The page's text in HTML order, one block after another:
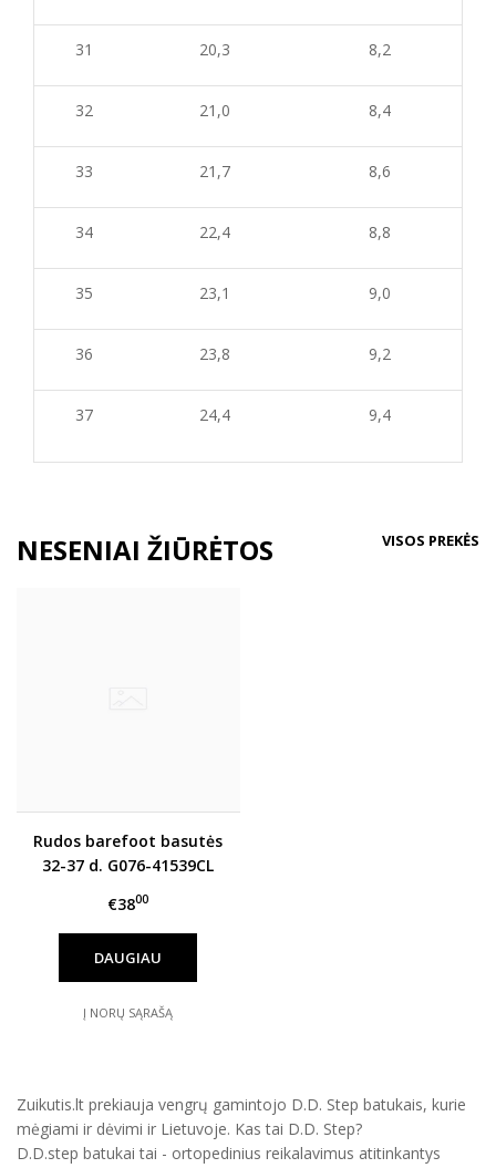
31 20,3 8,2
32 21,0 8,4
33 21,7 8,6
34 22,4 8,8
35 23,1 9,0
36 23,8 9,2
37 24,4 9,4
NESENIAI ŽIŪRĖTOS VISOS PREKĖS
Rudos barefoot basutės
32-37 d. G076-41539CL
€3800
DAUGIAU
Į NORŲ SĄRAŠĄ
Zuikutis.lt prekiauja vengrų gamintojo D.D. Step batukais, kurie
mėgiami ir dėvimi ir Lietuvoje. Kas tai D.D. Step?
D.D.step batukai tai - ortopedinius reikalavimus atitinkantys